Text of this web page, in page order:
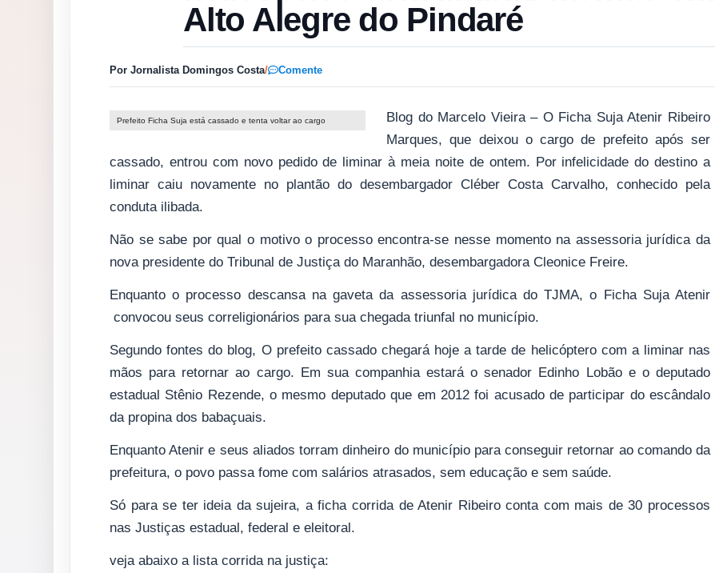
Alto Alegre do Pindaré
Por Jornalista Domingos Costa/ Comente
Prefeito Ficha Suja está cassado e tenta voltar ao cargo
Blog do Marcelo Vieira – O Ficha Suja Atenir Ribeiro
Marques, que deixou o cargo de prefeito após ser
cassado, entrou com novo pedido de liminar à meia noite de ontem. Por infelicidade do destino a
liminar caiu novamente no plantão do desembargador Cléber Costa Carvalho, conhecido pela
conduta ilibada.
Não se sabe por qual o motivo o processo encontra-se nesse momento na assessoria jurídica da
nova presidente do Tribunal de Justiça do Maranhão, desembargadora Cleonice Freire.
Enquanto o processo descansa na gaveta da assessoria jurídica do TJMA, o Ficha Suja Atenir
convocou seus correligionários para sua chegada triunfal no município.
Segundo fontes do blog, O prefeito cassado chegará hoje a tarde de helicóptero com a liminar nas
mãos para retornar ao cargo. Em sua companhia estará o senador Edinho Lobão e o deputado
estadual Stênio Rezende, o mesmo deputado que em 2012 foi acusado de participar do escândalo
da propina dos babaçuais.
Enquanto Atenir e seus aliados torram dinheiro do município para conseguir retornar ao comando da
prefeitura, o povo passa fome com salários atrasados, sem educação e sem saúde.
Só para se ter ideia da sujeira, a ficha corrida de Atenir Ribeiro conta com mais de 30 processos
nas Justiças estadual, federal e eleitoral.
veja abaixo a lista corrida na justiça: